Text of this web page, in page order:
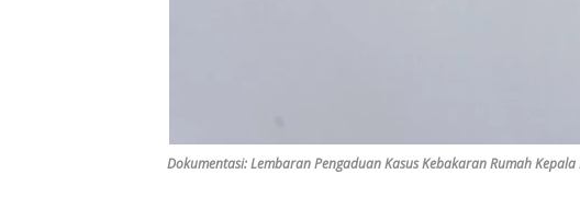
Dokumentasi: Lembaran Pengaduan Kasus Kebakaran Rumah Kepala